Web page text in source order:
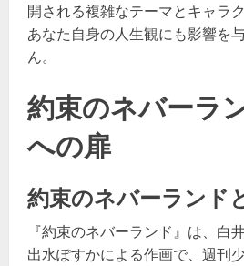
開される複雑なテーマとキャラ
あなた自身の人生観にも影響を
ん。
約束のネバーラ
への扉
約束のネバーランド
『約束のネバーランド』は、白
出水ぽすかによる作画で、週刊